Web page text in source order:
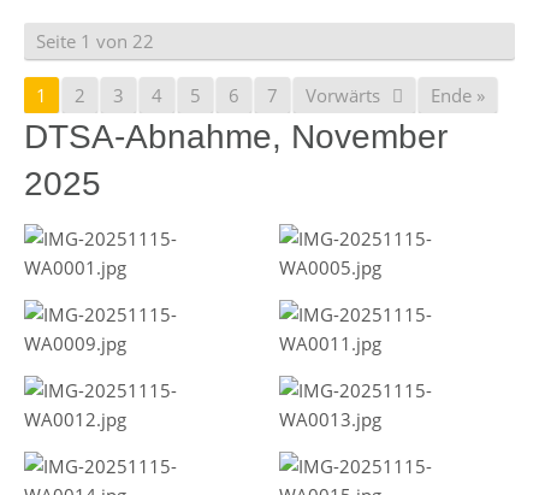
Seite 1 von 22
1 2 3 4 5 6 7 Vorwärts Ende »
DTSA-Abnahme, November
2025